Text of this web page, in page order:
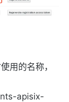
用的名称，
apisix-